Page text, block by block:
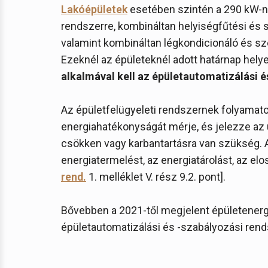
Lakóépületek esetében szintén a 290
rendszerre, kombináltan helyiségfűtési és
valamint kombináltan légkondicionáló és
Ezeknél az épületeknél adott határnap
alkalmával kell az épületautomatizálási
Az épületfelügyeleti rendszernek
energiahatékonyságát mérje, és jelezze
csökken vagy karbantartásra van
energiatermelést, az energiatárolást, az
rend. 1. melléklet V. rész 9.2. pont].
Bővebben a 2021-től megjelent
épületautomatizálási és -szabályozási